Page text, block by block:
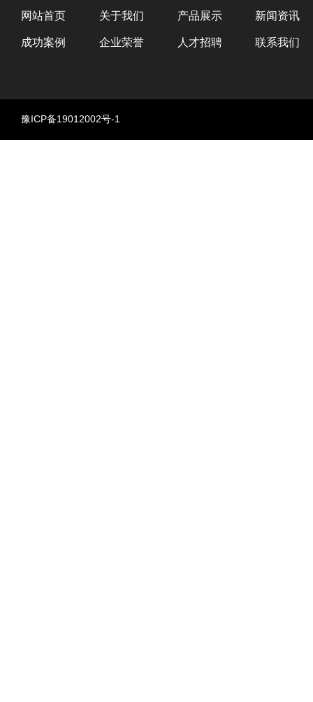
网站首页 关于我们 产品展示 新闻资讯
成功案例 企业荣誉 人才招聘 联系我们
豫ICP备19012002号-1